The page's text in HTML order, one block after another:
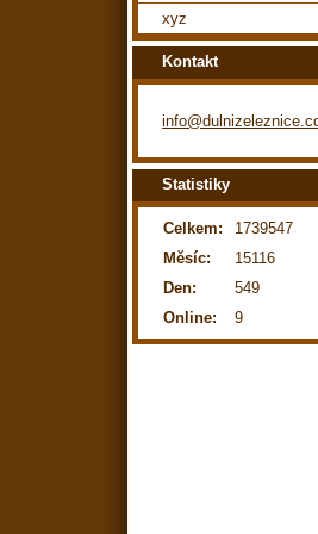
xyz
Kontakt
Statistiky
Online: 9
Celkem:
1739547
Měsíc:
15116
Den:
549